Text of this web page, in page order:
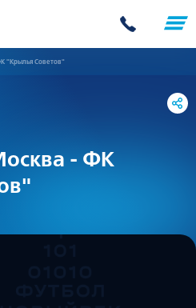
"Крылья Советов"
- ФК